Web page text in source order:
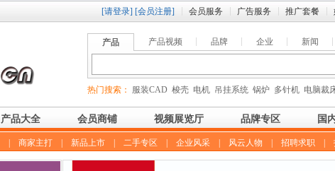
[请登录] [会员注册] 会员服务 广告服务 推广套餐
产品 产品视频 品牌 企业 新闻
热门搜索： 服装CAD 梭壳 电机 吊挂系统 锅炉 多针机 电脑裁
产品大全 会员商铺 视频展览厅 品牌专区 国
商家主打 新品上市 二手专区 企业风采 风云人物 招聘求职